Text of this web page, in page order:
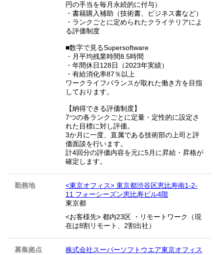
円の手当を毎月永続的に付与）
・書籍購入補助（技術書、ビジネス書など）
・ランクごとに定められたクライテリアによ
る評価制度
■数字で見るSupersoftware
・月平均残業時間8.5時間
・年間休日128日（2023年実績）
・有給消化率87％以上
ワークライフバランスが取れた働き方を目指
しております。
【納得できる評価制度】
7つの各ランクごとに定量・定性的に設定さ
れた目標に対し評価。
3か月に一度、直属である技術部の上司と評
価面談を行います。
計4回分の評価内容を元に5月に昇給・昇格が
確定します。
勤務地
<東京オフィス> 東京都渋谷区恵比寿南1-2-
11 フォーシーズン恵比寿ビル4階
東京都
<お客様先> 都内23区 ・リモートワーク（現
在は8割リモート、2割出社）
募集拠点
株式会社スーパーソフトウエア東京オフィス